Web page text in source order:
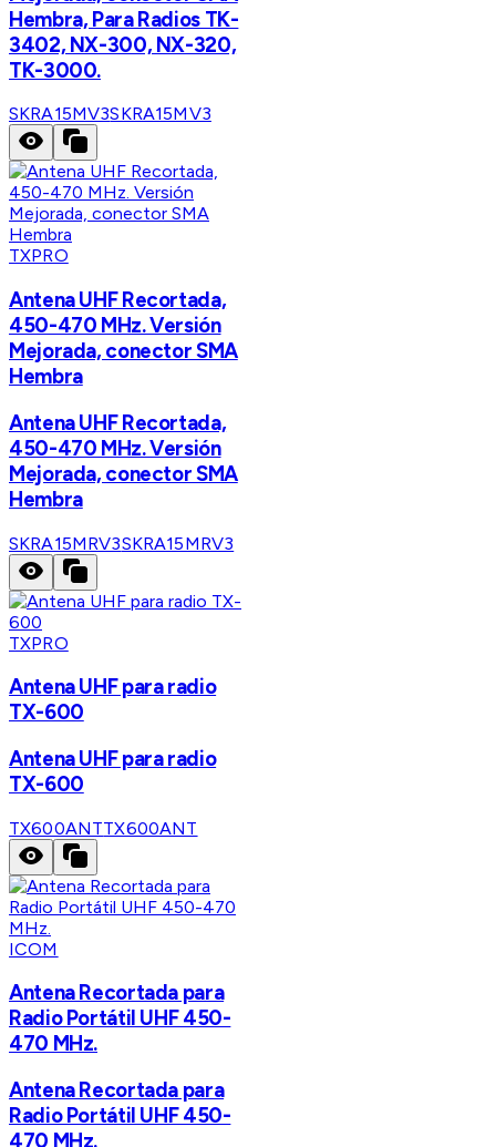
Hembra, Para Radios TK-
3402, NX-300, NX-320,
TK-3000.
SKRA15MV3SKRA15MV3
TXPRO
Antena UHF Recortada,
450-470 MHz. Versión
Mejorada, conector SMA
Hembra
Antena UHF Recortada,
450-470 MHz. Versión
Mejorada, conector SMA
Hembra
SKRA15MRV3SKRA15MRV3
TXPRO
Antena UHF para radio
TX-600
Antena UHF para radio
TX-600
TX600ANTTX600ANT
ICOM
Antena Recortada para
Radio Portátil UHF 450-
470 MHz.
Antena Recortada para
Radio Portátil UHF 450-
470 MHz.